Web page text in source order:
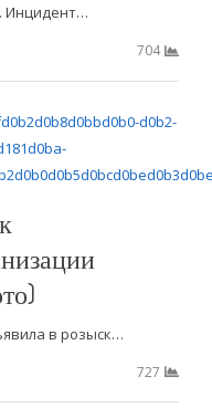
Инцидент…
704
в розыск…
727